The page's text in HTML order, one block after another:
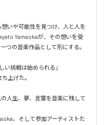
いや可能性を見つけ、人と人を
Yamaokaが、その想いを受
つの音楽作品として形にする。
い挑戦は始められる」
上げた。
人生、夢、言葉を音楽に残して
、そして参加アーティストた